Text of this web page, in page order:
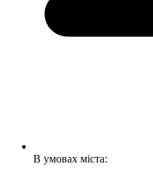
В умовах міста: